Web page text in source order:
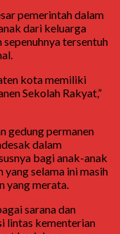
pemerintah dalam
dari keluarga
tersentuh
kota memiliki
Sekolah Rakyat,”
gedung permanen
dalam
bagi anak-anak
selama ini masih
yang merata.
sarana dan
lintas kementerian